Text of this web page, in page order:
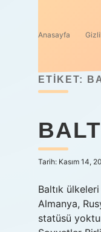
Anasayfa
ETIKET:
Tarih: Kasım 14,
Baltık
Almanya,
statüsü